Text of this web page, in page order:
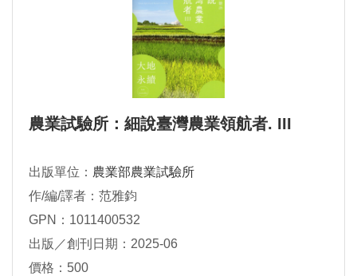
農業試驗所：細說臺灣農業領航者. III
出版單位： 農業部農業試驗所
作/編/譯者：范雅鈞
GPN：1011400532
出版／創刊日期：2025-06
價格：500